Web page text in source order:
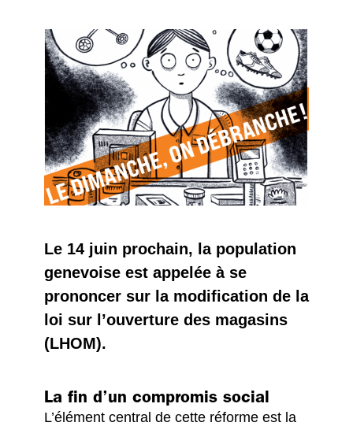
Le 14 juin prochain, la population
genevoise est appelée à se
prononcer sur la modification de la
loi sur l’ouverture des magasins
(LHOM).
La fin d’un compromis social
L’élément central de cette réforme est la